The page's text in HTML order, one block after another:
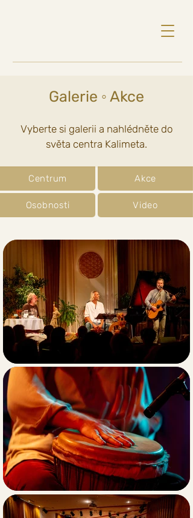
Galerie ◦ Akce
Vyberte si galerii a nahlédněte do
světa centra Kalimeta.
Centrum Akce
Osobnosti Video